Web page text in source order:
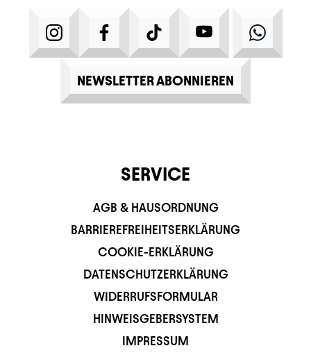
INSTAGRAMFACEBOOKTIKTOK YOUTUBE
NEWSLETTER ABONNIEREN
SERVICE
AGB & HAUSORDNUNG
BARRIEREFREIHEITSERKLÄRUNG
COOKIE-ERKLÄRUNG
DATENSCHUTZERKLÄRUNG
WIDERRUFSFORMULAR
HINWEISGEBERSYSTEM
IMPRESSUM